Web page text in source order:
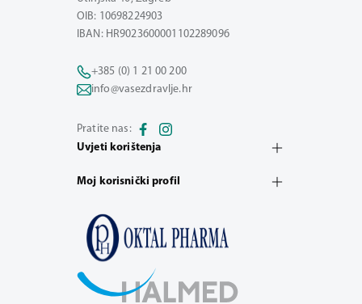
OIB: 10698224903
IBAN: HR9023600001102289096
+385 (0) 1 21 00 200
info@vasezdravlje.hr
Pratite nas:
Uvjeti korištenja
Moj korisnički profil